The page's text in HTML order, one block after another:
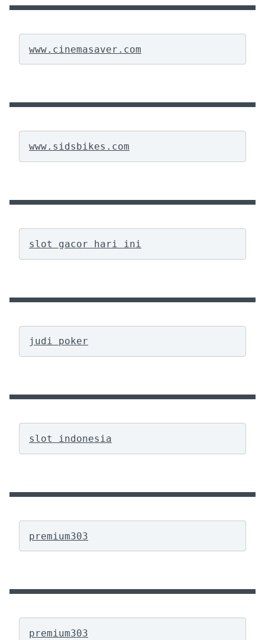
www.cinemasaver.com
www.sidsbikes.com
slot gacor hari ini
judi poker
slot indonesia
premium303
premium303